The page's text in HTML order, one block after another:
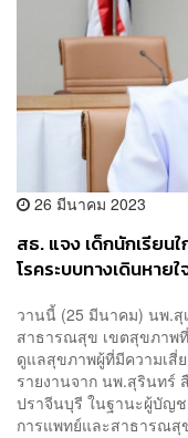
26 มีนาคม 2023
สธ. แจง เด็กนักเรียน
โรคระบบทางเดินหาย
วานนี้ (25 มีนาคม) นพ.สุ
สาธารณสุข เขตสุขภาพที่
ดูแลสุขภาพผู้ที่มีความเสี่
รายงานจาก นพ.สุรินทร์
ปราจีนบุรี ในฐานะผู้บัญ
การแพทย์และสาธารณสุ